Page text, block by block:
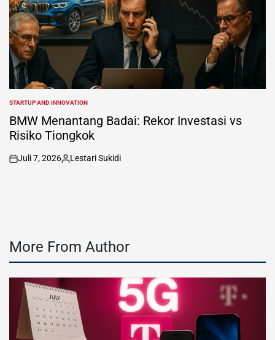
POSTED
IN
STARTUP AND INNOVATION
BMW Menantang Badai: Rekor Investasi vs
Risiko Tiongkok
on
Juli 7, 2026
Posted
Lestari Sukidi
More From Author